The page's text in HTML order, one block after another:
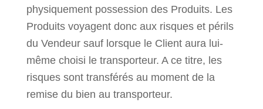
physiquement possession des Produits. Les
Produits voyagent donc aux risques et périls
du Vendeur sauf lorsque le Client aura lui-
même choisi le transporteur. A ce titre, les
risques sont transférés au moment de la
remise du bien au transporteur.